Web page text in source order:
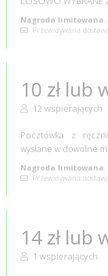
Nagroda limitowana.
Przewidywana
10 zł lub
12 wspierających
Pocztówka z
wysłane w dowolne
Nagroda limitowana.
Przewidywana
14 zł lub
1 wspierających